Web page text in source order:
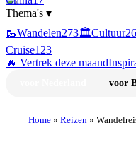
Thema's ▾
🥾Wandelen273🏛️Cultuur
Cruise123
🔥 Vertrek deze maand
voor
Home » Reizen »